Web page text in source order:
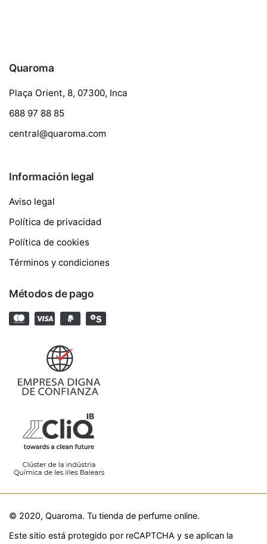
Quaroma
Plaça Orient, 8, 07300, Inca
688 97 88 85
central@quaroma.com
Información legal
Aviso legal
Política de privacidad
Política de cookies
Términos y condiciones
Métodos de pago
© 2020, Quaroma. Tu tienda de perfume online.
Este sitio está protegido por reCAPTCHA y se aplican la